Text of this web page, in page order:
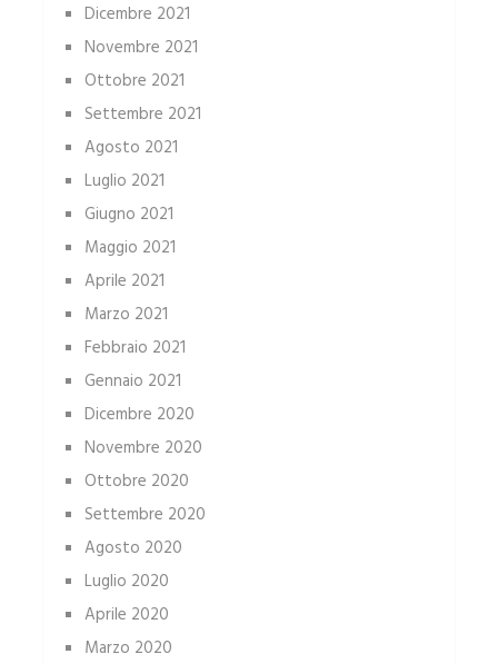
Dicembre 2021
Novembre 2021
Ottobre 2021
Settembre 2021
Agosto 2021
Luglio 2021
Giugno 2021
Maggio 2021
Aprile 2021
Marzo 2021
Febbraio 2021
Gennaio 2021
Dicembre 2020
Novembre 2020
Ottobre 2020
Settembre 2020
Agosto 2020
Luglio 2020
Aprile 2020
Marzo 2020